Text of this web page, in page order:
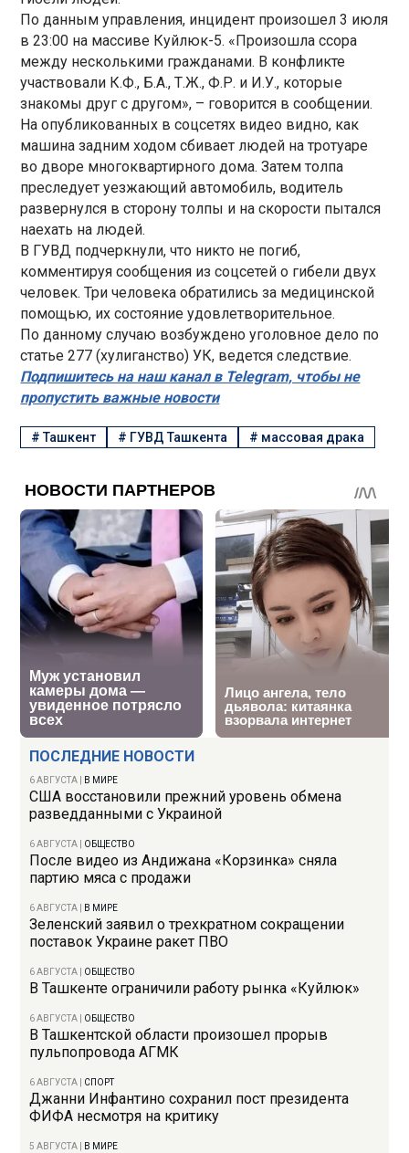
ПОСЛЕДНИЕ НОВОСТИ
6 АВГУСТА В МИРЕ
США восстановили прежний уровень обмена
разведданными с Украиной
6 АВГУСТА ОБЩЕСТВО
После видео из Андижана «Корзинка» сняла
партию мяса с продажи
6 АВГУСТА В МИРЕ
Зеленский заявил о трехкратном сокращении
поставок Украине ракет ПВО
6 АВГУСТА ОБЩЕСТВО
В Ташкенте ограничили работу рынка «Куйлюк»
6 АВГУСТА ОБЩЕСТВО
В Ташкентской области произошел прорыв
пульпопровода АГМК
6 АВГУСТА СПОРТ
Джанни Инфантино сохранил пост президента
ФИФА несмотря на критику
5 АВГУСТА В МИРЕ
По данным управления, инцидент произошел 3 июля
в 23:00 на массиве Куйлюк-5. «Произошла ссора
между несколькими гражданами. В конфликте
участвовали К.Ф., Б.А., Т.Ж., Ф.Р. и И.У., которые
знакомы друг с другом», – говорится в сообщении.
На опубликованных в соцсетях видео видно, как
машина задним ходом сбивает людей на тротуаре
во дворе многоквартирного дома. Затем толпа
преследует уезжающий автомобиль, водитель
развернулся в сторону толпы и на скорости пытался
наехать на людей.
В ГУВД подчеркнули, что никто не погиб,
комментируя сообщения из соцсетей о гибели двух
человек. Три человека обратились за медицинской
помощью, их состояние удовлетворительное.
По данному случаю возбуждено уголовное дело по
статье 277 (хулиганство) УК, ведется следствие.
Подпишитесь на наш канал в Telegram, чтобы не
пропустить важные новости
#Ташкент # ГУВД Ташкента # массовая драка